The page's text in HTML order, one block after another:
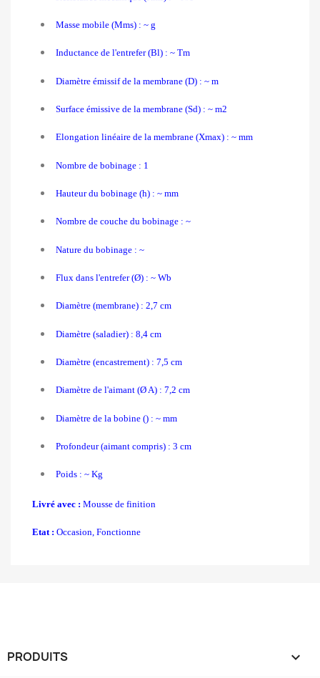
Masse mobile (Mms) : ~ g
Inductance de l'entrefer (Bl) : ~ Tm
Diamètre émissif de la membrane (D) : ~ m
Surface émissive de la membrane (Sd) : ~ m2
Elongation linéaire de la membrane (Xmax) : ~ mm
Nombre de bobinage : 1
Hauteur du bobinage (h) : ~ mm
Nombre de couche du bobinage : ~
Nature du bobinage : ~
Flux dans l'entrefer (Ø) : ~ Wb
Diamètre (membrane) : 2,7 cm
Diamètre (saladier) : 8,4 cm
Diamètre (encastrement) : 7,5 cm
Diamètre de l'aimant (Ø A) : 7,2 cm
Diamètre de la bobine () : ~ mm
Profondeur (aimant compris) : 3 cm
Poids : ~ Kg
Livré avec : Mousse de finition
Etat : Occasion, Fonctionne
PRODUITS 